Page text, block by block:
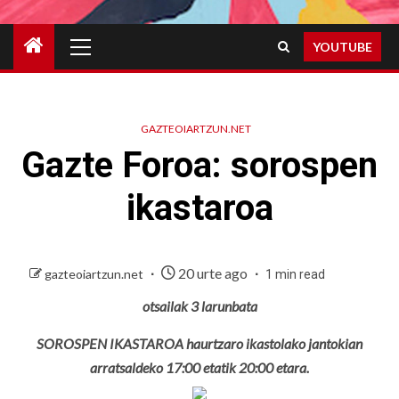
Menu
YOUTUBE
GAZTEOIARTZUN.NET
Gazte Foroa: sorospen
ikastaroa
gazteoiartzun.net 20 urte ago 1 min read
otsailak 3 larunbata
SOROSPEN IKASTAROAhaurtzaro ikastolako jantokian
arratsaldeko 17:00 etatik 20:00 etara.